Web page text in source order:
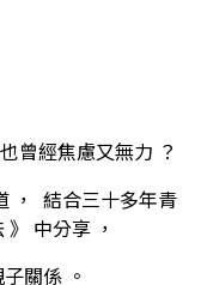
曾經焦慮又無力 ？
， 結合三十多年青
中分享 ，
關係 。